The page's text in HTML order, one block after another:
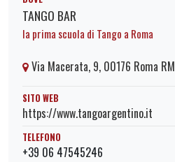
TANGO BAR
la prima scuola di Tango a Roma
Via Macerata, 9, 00176 Roma RM
SITO WEB
https://www.tangoargentino.it
TELEFONO
+39 06 47545246